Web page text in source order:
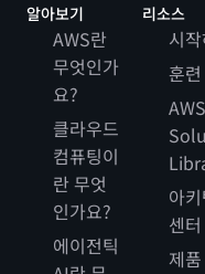
알아보기
AWS란
무엇인가
요?
클라우드
컴퓨팅이
란 무엇
인가요?
에이전틱
리소스
시
훈련
AWS
아
센터
제